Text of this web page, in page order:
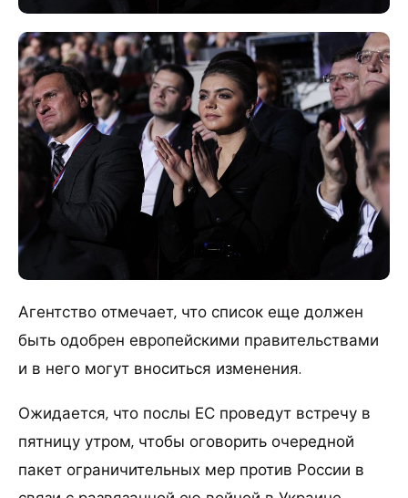
Агентство отмечает, что список еще должен
быть одобрен европейскими правительствами
и в него могут вноситься изменения.
Ожидается, что послы ЕС проведут встречу в
пятницу утром, чтобы оговорить очередной
пакет ограничительных мер против России в